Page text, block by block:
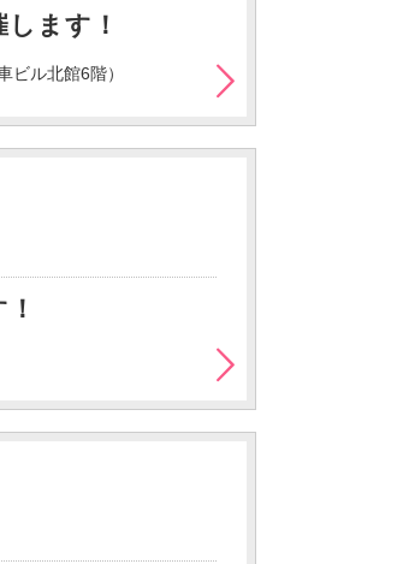
ます！
ル北館6階）